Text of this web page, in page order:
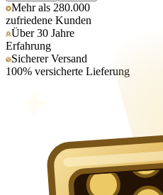
Mehr als 280.000
zufriedene Kunden
Über 30 Jahre
Erfahrung
Sicherer Versand
100% versicherte Lieferung